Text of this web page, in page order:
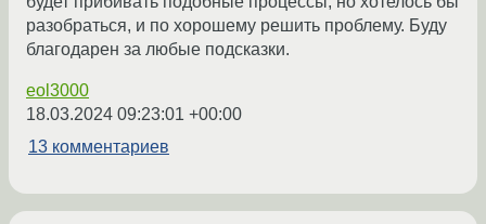
разобраться, и по хорошему решить проблему. Буду
благодарен за любые подсказки.
eol3000
18.03.2024 09:23:01 +00:00
13 комментариев